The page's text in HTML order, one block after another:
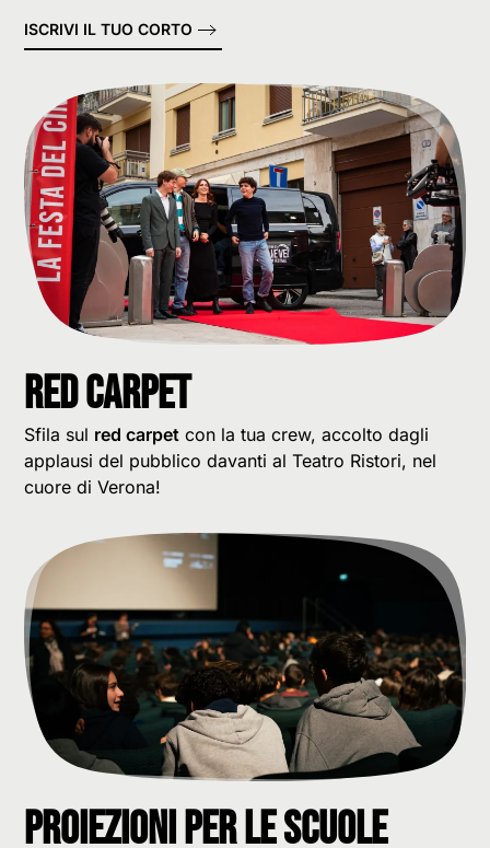
ISCRIVI IL TUO CORTO
Red carpet
Sfila sul red carpet con la tua crew, accolto dagli
applausi del pubblico davanti al Teatro Ristori, nel
cuore di Verona!
Proiezioni per le scuole